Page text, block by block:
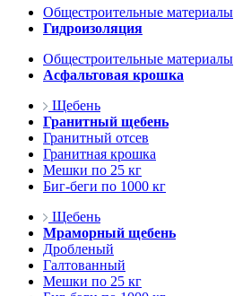
Общестроительные материалы
Гидроизоляция
Общестроительные материалы
Асфальтовая крошка
Щебень
Гранитный щебень
Гранитный отсев
Гранитная крошка
Мешки по 25 кг
Биг-беги по 1000 кг
Щебень
Мраморный щебень
Дробленый
Галтованный
Мешки по 25 кг